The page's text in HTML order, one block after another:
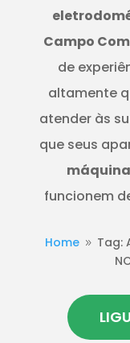
Campo
de
altamente
atender às
que seus
funcionem
Home 9 Tag: